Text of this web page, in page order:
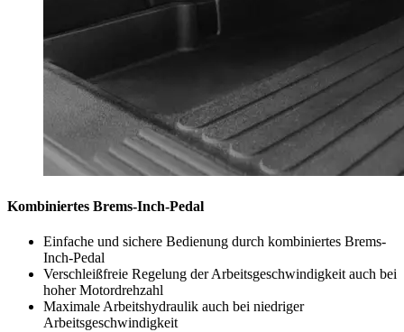
Kombiniertes Brems-Inch-Pedal
Einfache und sichere Bedienung durch kombiniertes Brems-
Inch-Pedal
Verschleißfreie Regelung der Arbeitsgeschwindigkeit auch bei
hoher Motordrehzahl
Maximale Arbeitshydraulik auch bei niedriger
Arbeitsgeschwindigkeit